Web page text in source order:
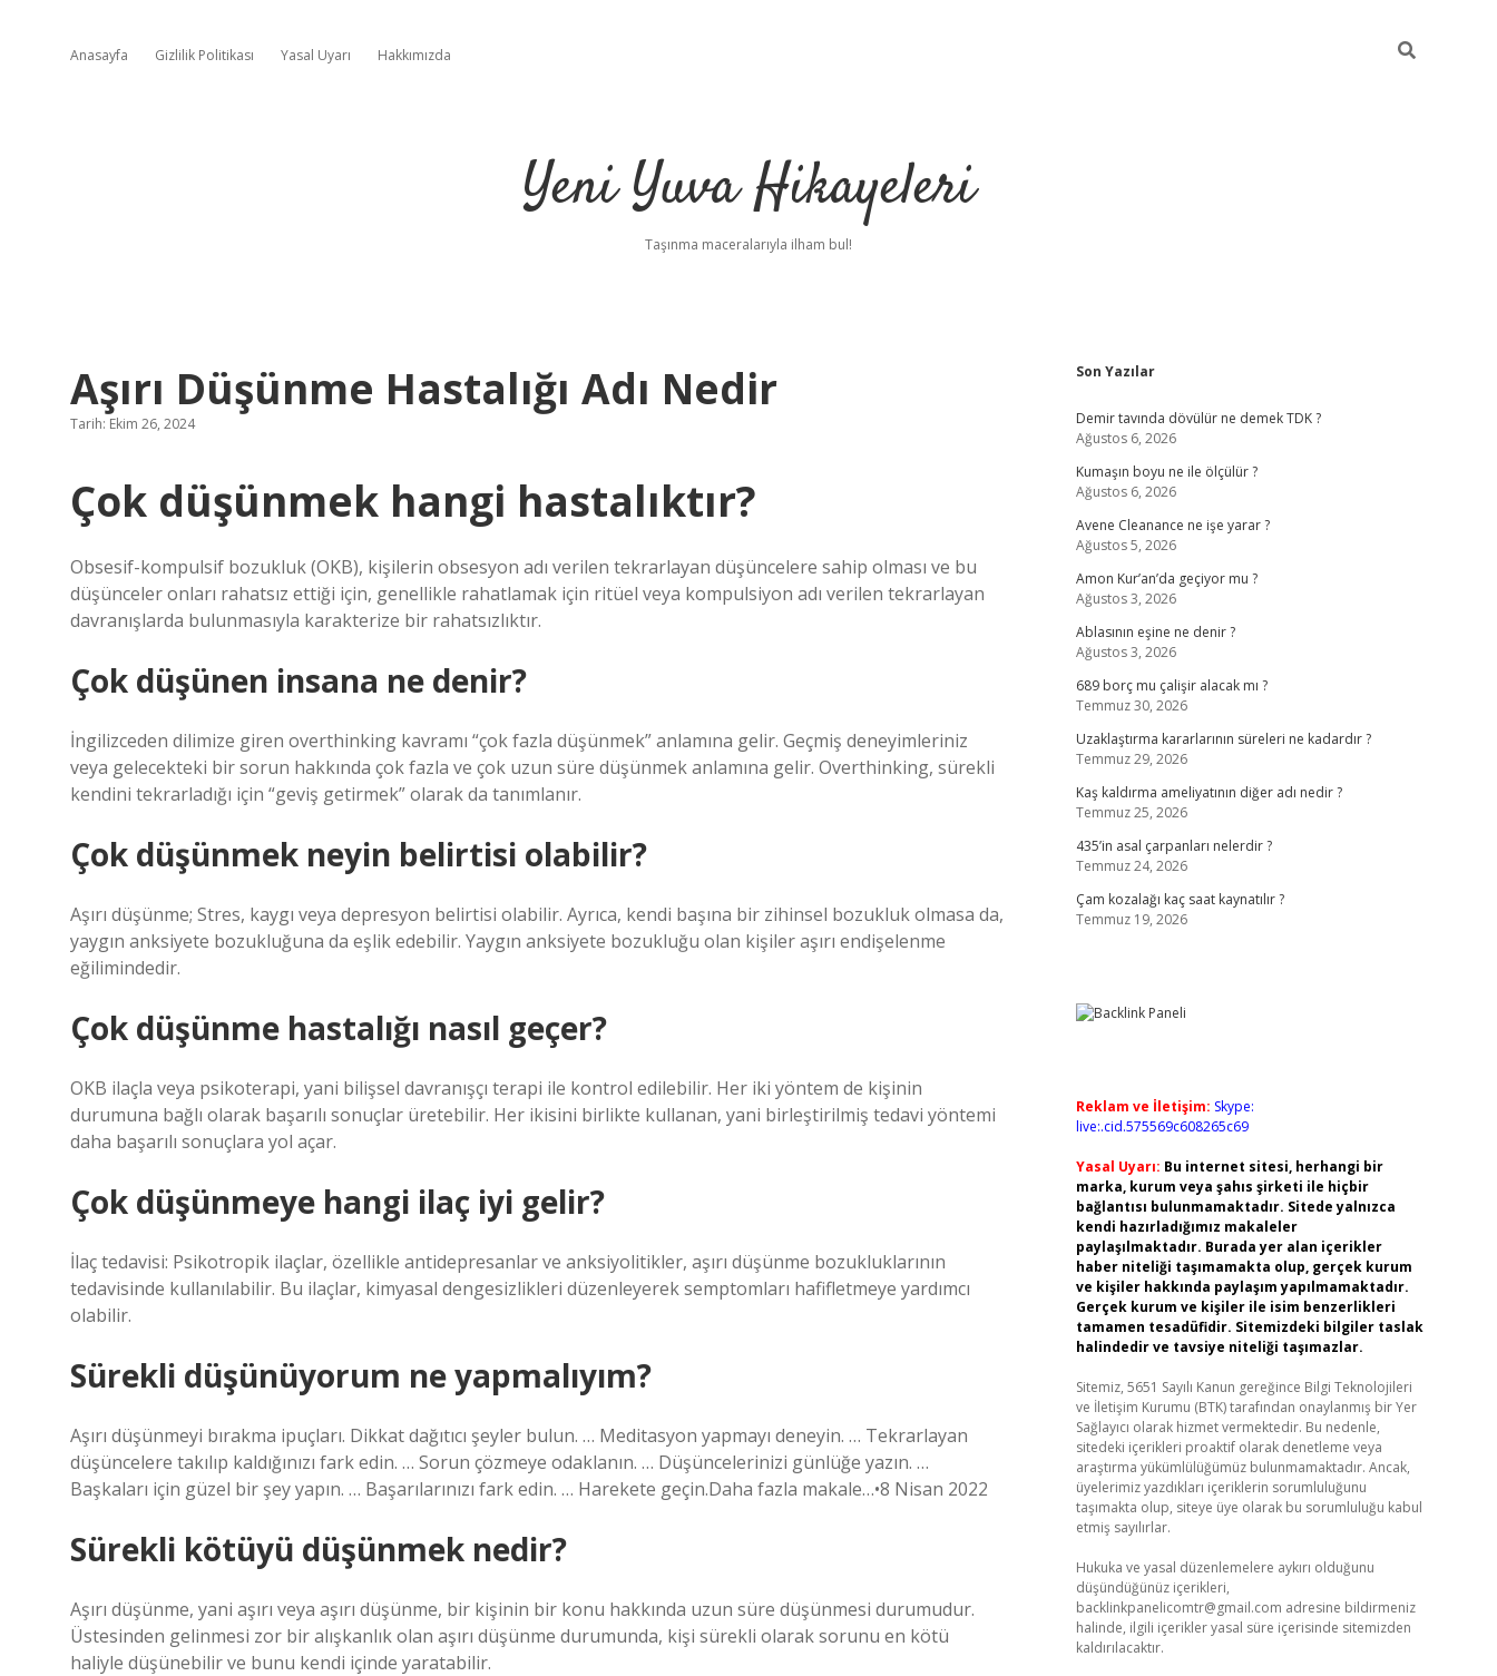
Anasayfa Gizlilik Politikası Yasal Uyarı Hakkımızda
Yeni Yuva Hikayeleri
Taşınma maceralarıyla ilham bul!
Aşırı Düşünme Hastalığı Adı Nedir
Tarih: Ekim 26, 2024
Çok düşünmek hangi hastalıktır?
Obsesif-kompulsif bozukluk (OKB), kişilerin obsesyon adı verilen tekrarlayan düşüncelere sahip olması ve bu
düşünceler onları rahatsız ettiği için, genellikle rahatlamak için ritüel veya kompulsiyon adı verilen tekrarlayan
davranışlarda bulunmasıyla karakterize bir rahatsızlıktır.
Çok düşünen insana ne denir?
İngilizceden dilimize giren overthinking kavramı “çok fazla düşünmek” anlamına gelir. Geçmiş deneyimleriniz
veya gelecekteki bir sorun hakkında çok fazla ve çok uzun süre düşünmek anlamına gelir. Overthinking, sürekli
kendini tekrarladığı için “geviş getirmek” olarak da tanımlanır.
Çok düşünmek neyin belirtisi olabilir?
Aşırı düşünme; Stres, kaygı veya depresyon belirtisi olabilir. Ayrıca, kendi başına bir zihinsel bozukluk olmasa da,
yaygın anksiyete bozukluğuna da eşlik edebilir. Yaygın anksiyete bozukluğu olan kişiler aşırı endişelenme
eğilimindedir.
Çok düşünme hastalığı nasıl geçer?
OKB ilaçla veya psikoterapi, yani bilişsel davranışçı terapi ile kontrol edilebilir. Her iki yöntem de kişinin
durumuna bağlı olarak başarılı sonuçlar üretebilir. Her ikisini birlikte kullanan, yani birleştirilmiş tedavi yöntemi
daha başarılı sonuçlara yol açar.
Çok düşünmeye hangi ilaç iyi gelir?
İlaç tedavisi: Psikotropik ilaçlar, özellikle antidepresanlar ve anksiyolitikler, aşırı düşünme bozukluklarının
tedavisinde kullanılabilir. Bu ilaçlar, kimyasal dengesizlikleri düzenleyerek semptomları hafifletmeye yardımcı
olabilir.
Sürekli düşünüyorum ne yapmalıyım?
Aşırı düşünmeyi bırakma ipuçları. Dikkat dağıtıcı şeyler bulun. … Meditasyon yapmayı deneyin. … Tekrarlayan
düşüncelere takılıp kaldığınızı fark edin. … Sorun çözmeye odaklanın. … Düşüncelerinizi günlüğe yazın. …
Başkaları için güzel bir şey yapın. … Başarılarınızı fark edin. … Harekete geçin.Daha fazla makale…•8 Nisan 2022
Sürekli kötüyü düşünmek nedir?
Aşırı düşünme, yani aşırı veya aşırı düşünme, bir kişinin bir konu hakkında uzun süre düşünmesi durumudur.
Üstesinden gelinmesi zor bir alışkanlık olan aşırı düşünme durumunda, kişi sürekli olarak sorunu en kötü
haliyle düşünebilir ve bunu kendi içinde yaratabilir.
Sidebar
Son Yazılar
Demir tavında dövülür ne demek TDK ?
Ağustos 6, 2026
Kumaşın boyu ne ile ölçülür ?
Ağustos 6, 2026
Avene Cleanance ne işe yarar ?
Ağustos 5, 2026
Amon Kur’an’da geçiyor mu ?
Ağustos 3, 2026
Ablasının eşine ne denir ?
Ağustos 3, 2026
689 borç mu çalişir alacak mı ?
Temmuz 30, 2026
Uzaklaştırma kararlarının süreleri ne kadardır ?
Temmuz 29, 2026
Kaş kaldırma ameliyatının diğer adı nedir ?
Temmuz 25, 2026
435’in asal çarpanları nelerdir ?
Temmuz 24, 2026
Çam kozalağı kaç saat kaynatılır ?
Temmuz 19, 2026
Reklam ve İletişim: Skype:
live:.cid.575569c608265c69
Yasal Uyarı: Bu internet sitesi, herhangi bir
marka, kurum veya şahıs şirketi ile hiçbir
bağlantısı bulunmamaktadır. Sitede yalnızca
kendi hazırladığımız makaleler
paylaşılmaktadır. Burada yer alan içerikler
haber niteliği taşımamakta olup, gerçek kurum
ve kişiler hakkında paylaşım yapılmamaktadır.
Gerçek kurum ve kişiler ile isim benzerlikleri
tamamen tesadüfidir. Sitemizdeki bilgiler taslak
halindedir ve tavsiye niteliği taşımazlar.
Sitemiz, 5651 Sayılı Kanun gereğince Bilgi Teknolojileri
ve İletişim Kurumu (BTK) tarafından onaylanmış bir Yer
Sağlayıcı olarak hizmet vermektedir. Bu nedenle,
sitedeki içerikleri proaktif olarak denetleme veya
araştırma yükümlülüğümüz bulunmamaktadır. Ancak,
üyelerimiz yazdıkları içeriklerin sorumluluğunu
taşımakta olup, siteye üye olarak bu sorumluluğu kabul
etmiş sayılırlar.
Hukuka ve yasal düzenlemelere aykırı olduğunu
düşündüğünüz içerikleri,
backlinkpanelicomtr@gmail.com adresine bildirmeniz
halinde, ilgili içerikler yasal süre içerisinde sitemizden
kaldırılacaktır.
Betexper giriş adresi